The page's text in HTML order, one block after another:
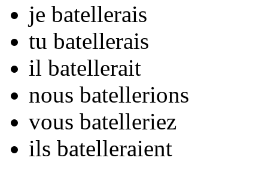
je batellerais
tu batellerais
il batellerait
nous batellerions
vous batelleriez
ils batelleraient